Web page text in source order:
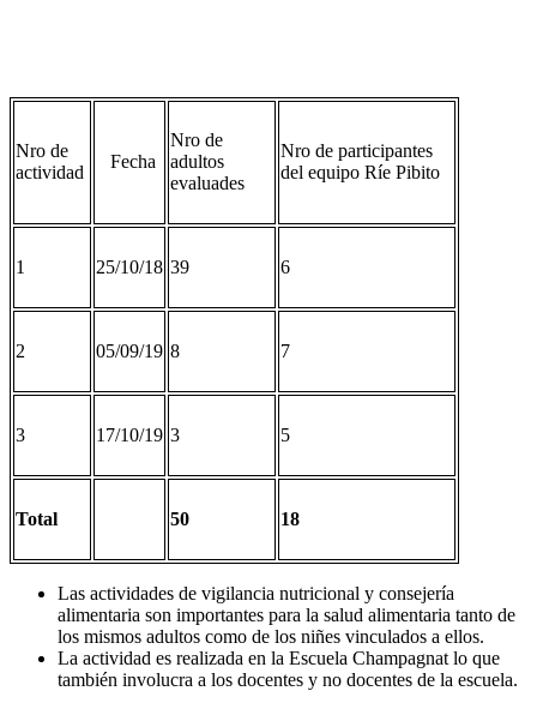
Nro de
actividad
Fecha
Nro de
adultos
evaluades
Nro de participantes
del equipo Ríe Pibito
1 25/10/18 39 6
2 05/09/19 8 7
3 17/10/19 3 5
Total 50 18
Las actividades de vigilancia nutricional y consejería
alimentaria son importantes para la salud alimentaria tanto de
los mismos adultos como de los niñes vinculados a ellos.
La actividad es realizada en la Escuela Champagnat lo que
también involucra a los docentes y no docentes de la escuela.